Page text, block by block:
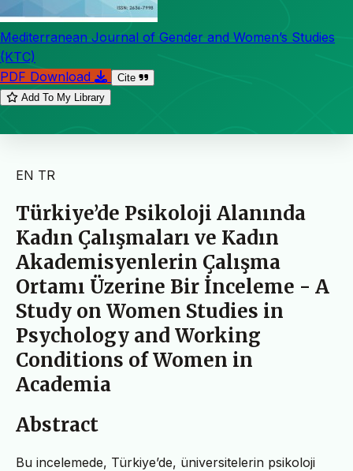
Mediterranean Journal of Gender and Women’s Studies
(KTC)
PDF Download
Cite
Add To My Library
EN TR
Türkiye’de Psikoloji Alanında
Kadın Çalışmaları ve Kadın
Akademisyenlerin Çalışma
Ortamı Üzerine Bir İnceleme - A
Study on Women Studies in
Psychology and Working
Conditions of Women in
Academia
Abstract
Bu incelemede, Türkiye’de, üniversitelerin psikoloji